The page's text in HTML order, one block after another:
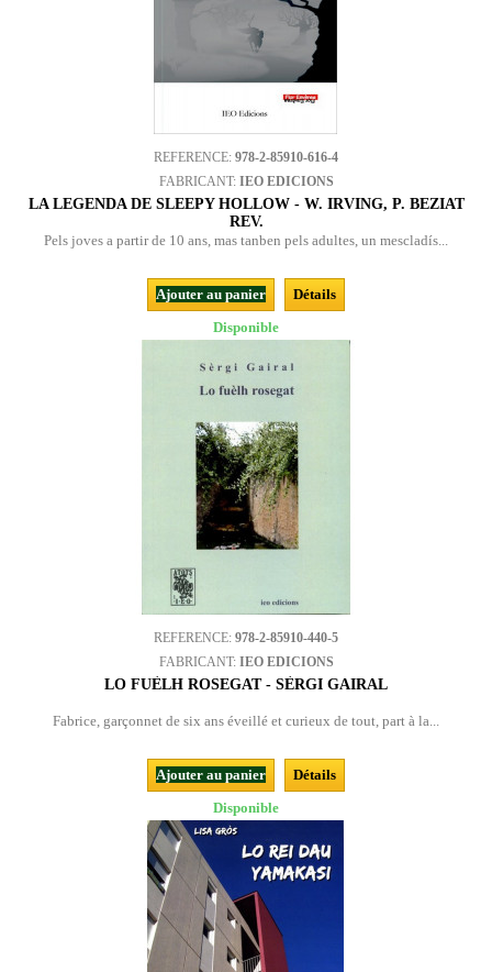
REFERENCE: 978-2-85910-616-4
FABRICANT: IEO EDICIONS
LA LEGENDA DE SLEEPY HOLLOW - W. IRVING, P. BEZIAT
REV.
Pels joves a partir de 10 ans, mas tanben pels adultes, un mescladís...
Ajouter au panier
Détails
Disponible
REFERENCE: 978-2-85910-440-5
FABRICANT: IEO EDICIONS
LO FUÈLH ROSEGAT - SÈRGI GAIRAL
Fabrice, garçonnet de six ans éveillé et curieux de tout, part à la...
Ajouter au panier
Détails
Disponible